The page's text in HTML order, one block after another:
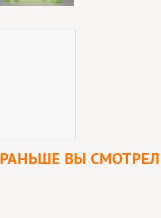
РАНЬШЕ ВЫ